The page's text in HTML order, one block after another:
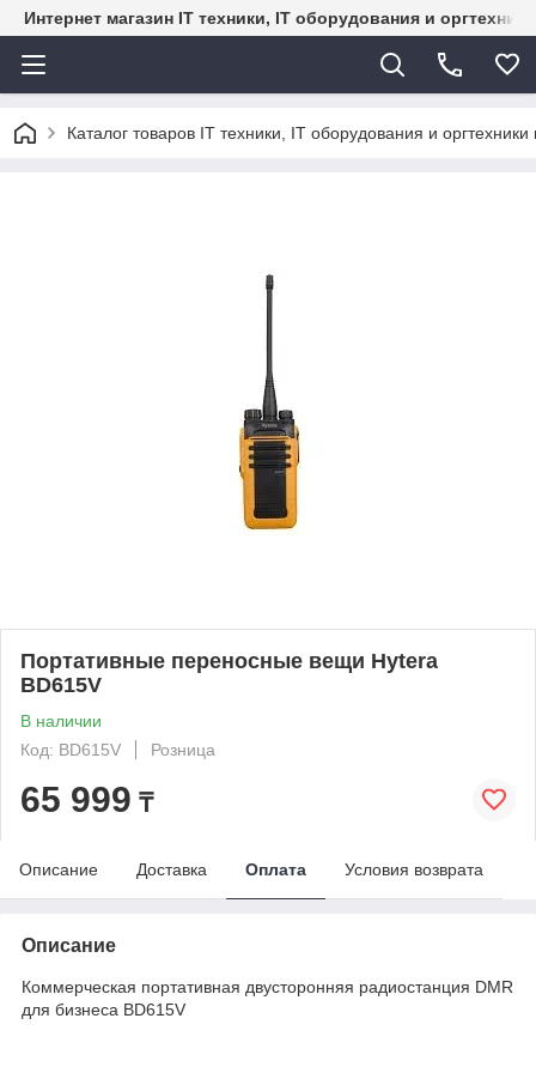
Интернет магазин IT техники, IT оборудования и
Каталог товаров IT техники, IT оборудования и
Портативные переносные вещи Hytera
BD615V
В наличии
Код: BD615V
Розница
65 999 ₸
Описание Доставка Оплата Условия возврата
Описание
Коммерческая портативная двусторонняя радиостанция DMR
для бизнеса BD615V